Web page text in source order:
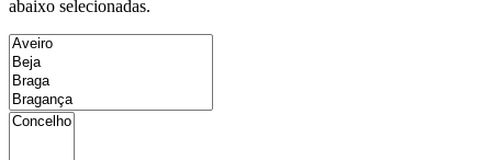
abaixo selecionadas.